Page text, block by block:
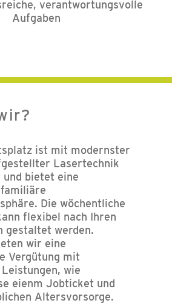
verantwortungsvolle
Aufgaben
ist mit modernster
Lasertechnik
bietet eine
Die wöchentliche
flexibel nach Ihren
gestaltet werden.
wir eine
Vergütung mit
wie
eienm Jobticket und
Altersvorsorge.